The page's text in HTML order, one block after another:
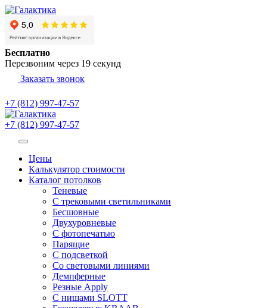
Бесплатно
Перезвоним через 19 секунд
Заказать звонок
+7 (812) 997-47-57
+7 (812) 997-47-57
Цены
Калькулятор стоимости
Каталог потолков
Теневые
С трековыми светильниками
Бесшовные
Двухуровневые
С фотопечатью
Парящие
С подсветкой
Со световыми линиями
Демпферные
Резные Apply
С нишами SLOTT